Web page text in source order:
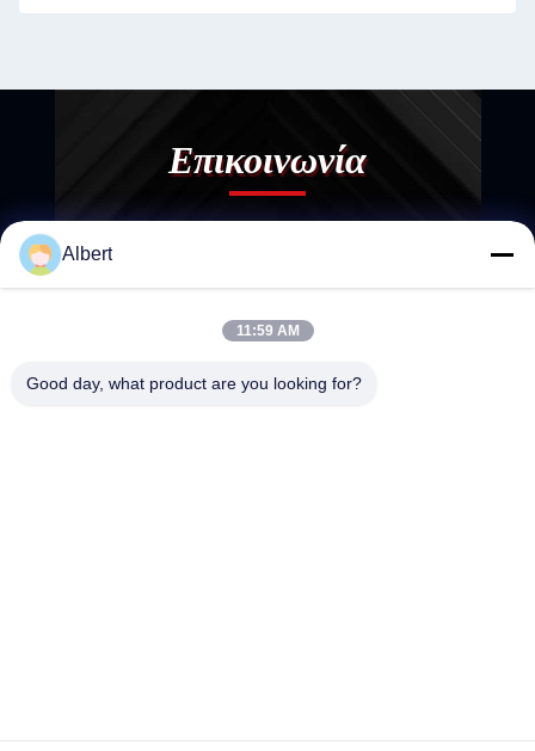
Επικοινωνία
Albert
11:59 AM
Good day, what product are you looking for?